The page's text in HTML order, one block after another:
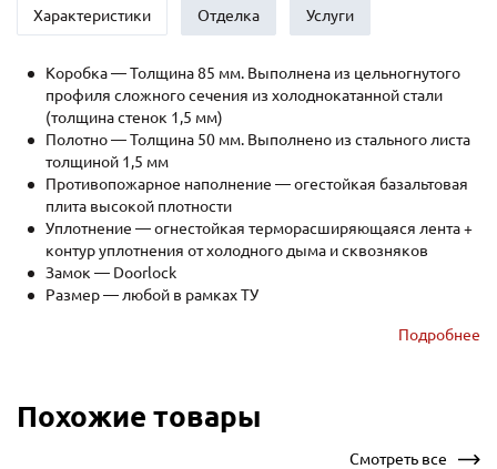
Характеристики Отделка Услуги
Коробка — Толщина 85 мм. Выполнена из цельногнутого
профиля сложного сечения из холоднокатанной стали
(толщина стенок 1,5 мм)
Полотно — Толщина 50 мм. Выполнено из стального листа
толщиной 1,5 мм
Противопожарное наполнение — огестойкая базальтовая
плита высокой плотности
Уплотнение — огнестойкая терморасширяющаяся лента +
контур уплотнения от холодного дыма и сквозняков
Замок — Doorlock
Размер — любой в рамках ТУ
Подробнее
Похожие товары
Смотреть все